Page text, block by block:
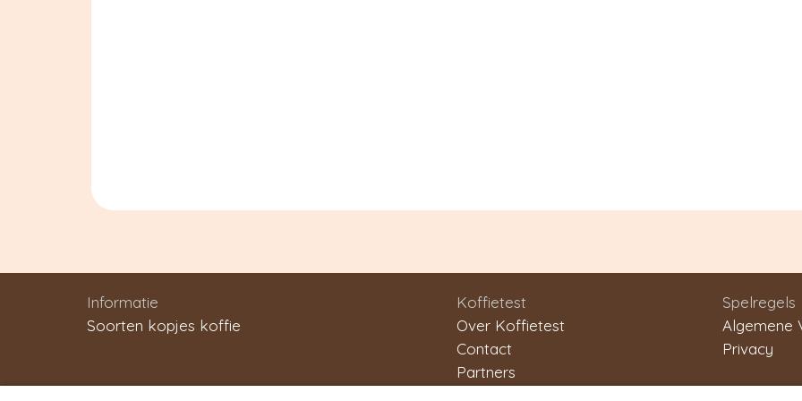
Informatie
Soorten kopjes koffie
Koffietest
Over Koffietest
Contact
Partners
Spelregels
Algemene
Privacy